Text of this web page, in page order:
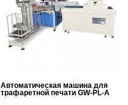
Автоматическая машина для
трафаретной печати GW-PL-A